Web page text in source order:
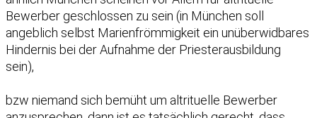
Bewerber geschlossen zu sein (in München soll
angeblich selbst Marienfrömmigkeit ein unüberwidbares
Hindernis bei der Aufnahme der Priesterausbildung
sein),
bzw niemand sich bemüht um altrituelle Bewerber